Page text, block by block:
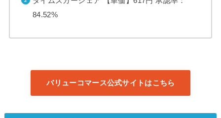
84.52%
バリューコマース公式サイトはこちら